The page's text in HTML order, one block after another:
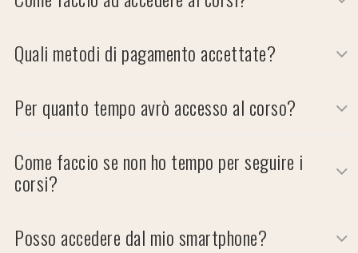
Quali metodi di pagamento accettate?
Per quanto tempo avrò accesso al corso?
Come faccio se non ho tempo per seguire i
corsi?
Posso accedere dal mio smartphone?